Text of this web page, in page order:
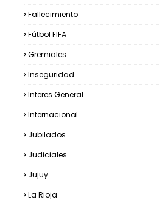
Fallecimiento
Fútbol FIFA
Gremiales
Inseguridad
Interes General
Internacional
Jubilados
Judiciales
Jujuy
La Rioja